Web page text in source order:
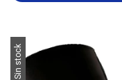
Sin stock